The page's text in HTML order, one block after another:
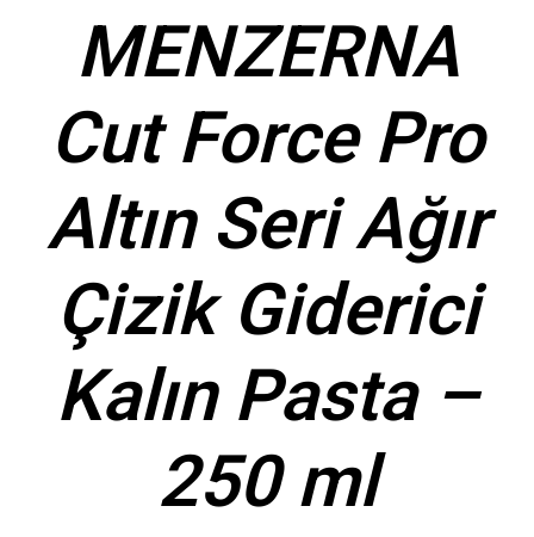
MENZERNA
Cut Force Pro
Altın Seri Ağır
Çizik Giderici
Kalın Pasta –
250 ml